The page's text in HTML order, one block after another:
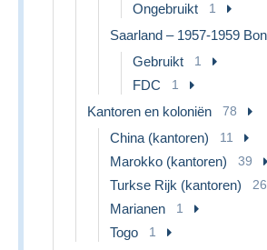
Ongebruikt 1
Gebruikt 1
FDC 1
Kantoren en koloniën 78
China (kantoren) 11
Marokko (kantoren) 39
Turkse Rijk (kantoren) 26
Marianen 1
Togo 1